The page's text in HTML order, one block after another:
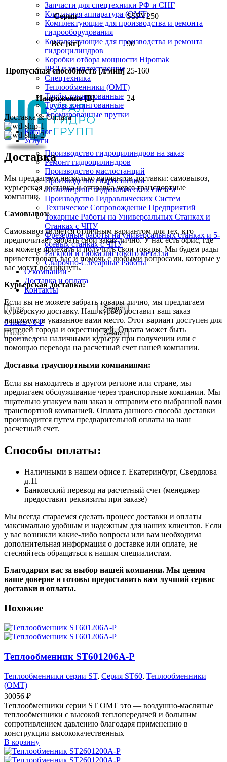
0items / 0₽
Запчасти для спецтехники РФ и СНГ
Клапанная аппаратура (OMT)
Комплектующие для производства и ремонта
гидрооборудования
Комплектующие для производства и ремонта
гидроцилиндров
Коробки отбора мощности Hipomak
РВД и комплектующие
Спецтехника
Теплообменники (OMT)
Трубы хонингованные
Трубы хонингованные
Хромированные прутки
Каталог
Услуги
Производство гидроцилиндров на заказ
Ремонт гидроцилиндров
Производство маслостанций
Производство гидростанций
Инжиниринг гидравлических систем
Производство Гидравлических Систем
Техническое Сопровождение Предприятий
Токарные Работы на Универсальных Станках и
Станках с ЧПУ
Фрезерные работы на универсальных станках и 5-
осевых станках с ЧПУ
Раскрой и гибка листового металла
Сварочно-Слесарные Работы
О компании
Доставка и оплата
Контакты
Search
0items / 0₽
Search
Серия SSPV250
Вес [кг] 90
Пропускная способность [л/мин] 25-160
Напряжение [В] 24
Доставка & Оплата
Доставка
Мы предлагаем несколько вариантов доставки: самовывоз,
курьерская доставка и отправка через транспортные
компании.
Самовывоз:
Самовывоз является отличным вариантом для тех, кто
предпочитает забрать свой заказ лично. У нас есть офис, где
вы можете приехать и получить свои товары. Мы будем рады
приветствовать вас и помочь с любыми вопросами, которые у
вас могут возникнуть.
Курьерская доставка:
Если вы не можете забрать товары лично, мы предлагаем
курьерскую доставку. Наш курьер доставит ваш заказ
напрямую в указанное вами место. Этот вариант доступен для
жителей города и окрестностей. Оплата может быть
произведена наличными курьеру при получении или с
помощью перевода на расчетный счет нашей компании.
Доставка траyспортными компаниями:
Если вы находитесь в другом регионе или стране, мы
предлагаем обслуживание через транспортные компании. Мы
тщательно упакуем ваш заказ и отправим его выбранной вами
транспортной компанией. Оплата данного способа доставки
производится путем предварительной оплаты на наш
расчетный счет.
Способы оплаты:
Наличными в нашем офисе г. Екатеринбург, Свердлова
д.11
Банковский перевод на расчетный счет (менеджер
предоставит реквизиты при заказе)
Мы всегда стараемся сделать процесс доставки и оплаты
максимально удобным и надежным для наших клиентов. Если
у вас возникли какие-либо вопросы или вам необходима
дополнительная информация о доставке или оплате, не
стесняйтесь обращаться к нашим специалистам.
Благодарим вас за выбор нашей компании. Мы ценим
ваше доверие и готовы предоставить вам лучший сервис
доставки и оплаты.
Похожие
Теплообменник ST601206A-P
Теплообменники серии ST, Серия ST60, Теплообменники
(OMT)
30056 ₽
Теплообменники серии ST OMT это — воздушно-масляные
теплообменники с высокой теплопередачей и большим
сопротивлением давлению благодаря применению в
конструкции высококачественных
В корзину